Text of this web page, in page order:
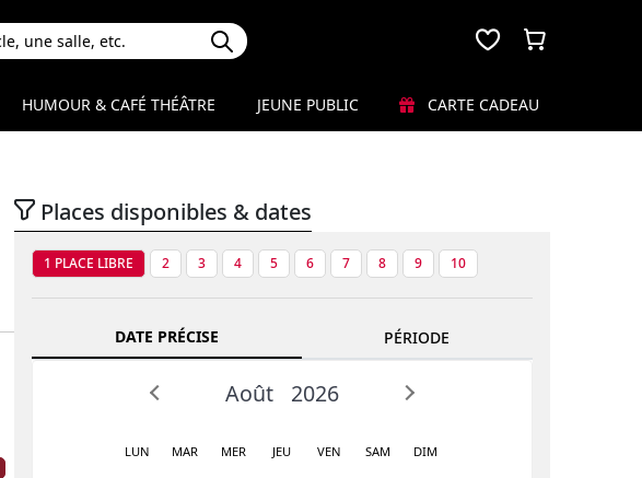
HUMOUR & CAFÉ THÉÂTRE JEUNE PUBLIC CARTE CADEAU
Places disponibles & dates
1 PLACE LIBRE 2 3 4 5 6 7 8 9 10
DATE PRÉCISE PÉRIODE
Prev
Août 2026
Next
LUN MAR MER JEU VEN SAM DIM